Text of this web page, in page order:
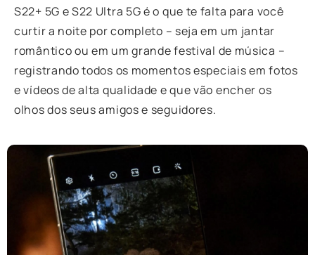
S22+ 5G e S22 Ultra 5G é o que te falta para você
curtir a noite por completo – seja em um jantar
romântico ou em um grande festival de música –
registrando todos os momentos especiais em fotos
e vídeos de alta qualidade e que vão encher os
olhos dos seus amigos e seguidores.